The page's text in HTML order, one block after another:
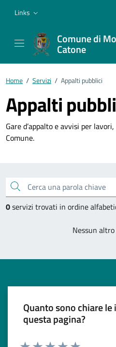
Links
Comune di
Catone
Home / Servizi / Appalti pubblici
Appalti
Gare d’appalto e avvisi per
Comune.
Cerca una parola chiave
0servizi trovati in ordine
Nessun
Quanto sono chiare
questa pagina?